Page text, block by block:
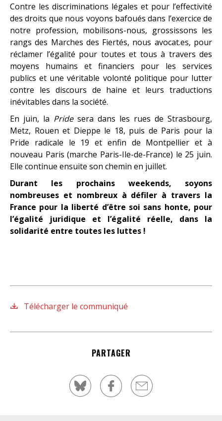
Contre les discriminations légales et pour l’effectivité
des droits que nous voyons bafoués dans l’exercice de
notre profession, mobilisons-nous, grossissons les
rangs des Marches des Fiertés, nous avocat.es, pour
réclamer l’égalité pour toutes et tous à travers des
moyens humains et financiers pour les services
publics et une véritable volonté politique pour lutter
contre les discours de haine et leurs traductions
inévitables dans la société.
En juin, la Pridesera dans les rues de Strasbourg,
Metz, Rouen et Dieppe le 18, puis de Paris pour la
Pride radicale le 19 et enfin de Montpellier et à
nouveau Paris (marche Paris-Ile-de-France) le 25 juin.
Elle continue ensuite son chemin en juillet.
Durant les prochains weekends, soyons
nombreuses et nombreux à défiler à travers la
France pour la liberté d’être soi sans honte, pour
l’égalité juridique et l’égalité réelle, dans la
solidarité entre toutes les luttes !
Télécharger le communiqué
PARTAGER